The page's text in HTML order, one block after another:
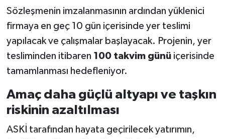
Sözleşmenin imzalanmasının ardından yüklenici
firmaya en geç 10 gün içerisinde yer teslimi
yapılacak ve çalışmalar başlayacak. Projenin, yer
tesliminden itibaren 100 takvim günüiçerisinde
tamamlanması hedefleniyor.
Amaç daha güçlü altyapı ve taşkın
riskinin azaltılması
ASKİ tarafından hayata geçirilecek yatırımın,